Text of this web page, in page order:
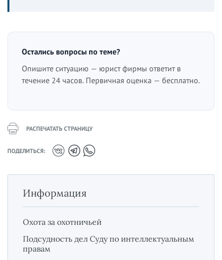
Остались вопросы по теме?
Опишите ситуацию — юрист фирмы ответит в
течение 24 часов. Первичная оценка — бесплатно.
РАСПЕЧАТАТЬ СТРАНИЦУ
ПОДЕЛИТЬСЯ:
Информация
Охота за охотничьей
Подсудность дел Суду по интеллектуальным
правам